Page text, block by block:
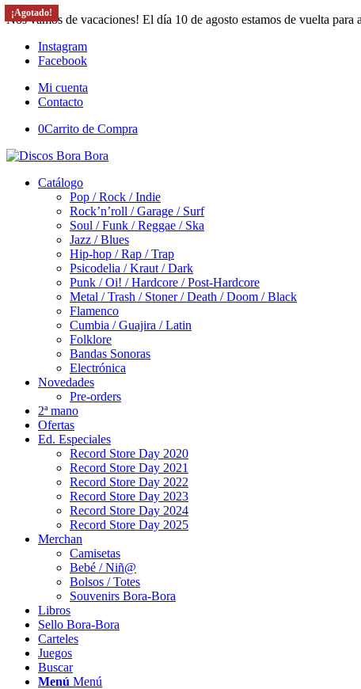
Nos vamos de vacaciones! El día 10 de agosto estamos de vuelta para
Instagram
Facebook
Mi cuenta
Contacto
0Carrito de Compra
Catálogo
Pop / Rock / Indie
Rock’n’roll / Garage / Surf
Soul / Funk / Reggae / Ska
Jazz / Blues
Hip-hop / Rap / Trap
Psicodelia / Kraut / Dark
Punk / Oi! / Hardcore / Post-Hardcore
Metal / Trash / Stoner / Death / Doom / Black
Flamenco
Cumbia / Guajira / Latin
Folklore
Bandas Sonoras
Electrónica
Novedades
Pre-orders
2ª mano
Ofertas
Ed. Especiales
Record Store Day 2020
Record Store Day 2021
Record Store Day 2022
Record Store Day 2023
Record Store Day 2024
Record Store Day 2025
Merchan
Camisetas
Bebé / Niñ@
Bolsos / Totes
Souvenirs Bora-Bora
Libros
Sello Bora-Bora
Carteles
Juegos
Buscar
Menú Menú
¡Agotado!
¡Agotado!
¡Agotado!
¡Agotado!
¡Agotado!
¡Agotado!
¡Agotado!
¡Agotado!
¡Agotado!
¡Agotado!
¡Agotado!
¡Agotado!
¡Agotado!
¡Agotado!
¡Agotado!
¡Agotado!